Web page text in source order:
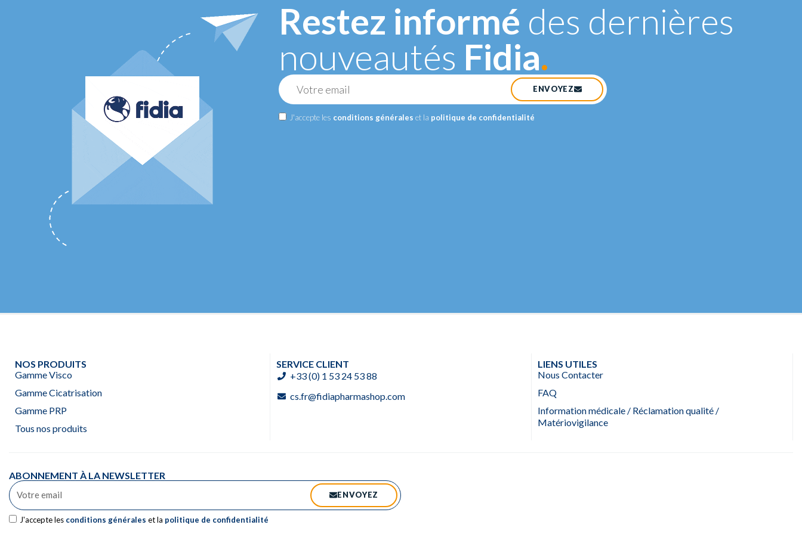
MIEUX
COMPRENDRE
MIEUX AGIR.
EN SAVOIR PLUS
Restez informé des dernières
nouveautés Fidia.
J'accepte les conditions générales et la politique de confidentialité
ENVOYEZ
NOS PRODUITS
Gamme Visco
Gamme Cicatrisation
Gamme PRP
Tous nos produits
SERVICE CLIENT
+33 (0) 1 53 24 53 88
cs.fr@fidiapharmashop.com
LIENS UTILES
Nous Contacter
FAQ
Information médicale / Réclamation qualité /
Matériovigilance
ABONNEMENT À LA NEWSLETTER
J'accepte les conditions générales et la politique de confidentialité
ENVOYEZ